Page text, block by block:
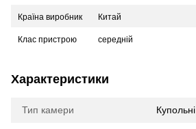
Країна виробник Китай
Клас пристрою середній
Характеристики
Тип камери Купольні